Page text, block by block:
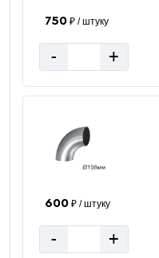
750₽ / штуку
- +
600₽ / штуку
- +